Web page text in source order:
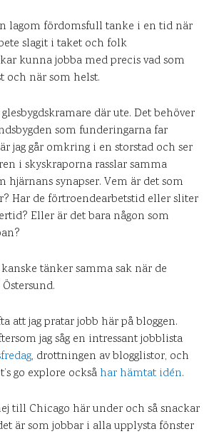
lagom fördomsfull tanke i en tid när
slagit i taket och folk
kunna jobba med precis vad som
och när som helst.
där ute. Det behöver
som funderingarna far
jag går omkring i en storstad och ser
i skyskraporna rasslar samma
hjärnans synapser. Vem är det som
Har de förtroendearbetstid eller sliter
Eller är det bara någon som
tänker samma sak när de
att jag pratar jobb här på bloggen.
jag såg en intressant jobblista
, drottningen av blogglistor, och
go explore också har hämtat idén.
till Chicago här under och så snackar
är som jobbar i alla upplysta fönster